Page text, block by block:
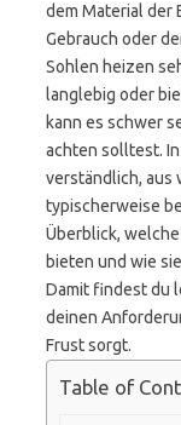
dem Material der
Gebrauch oder
Sohlen heizen
langlebig oder
kann es schwer
achten solltest.
verständlich, aus
typischerweise
Überblick,
bieten und wie
Damit findest du
deinen
Frust sorgt.
Table of